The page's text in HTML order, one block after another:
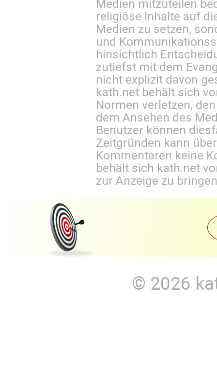
Medien mitzuteilen
religiöse Inhalte auf
Medien zu setzen,
und
hinsichtlich
zutiefst mit dem
nicht explizit davon
kath.net behält sich
Normen verletzen,
dem Ansehen des
Benutzer können
Zeitgründen kann
Kommentaren keine
behält sich kath.net
zur Anzeige zu
© 2026